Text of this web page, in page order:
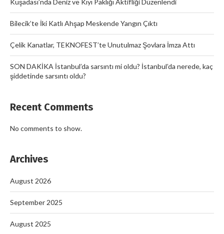
Kuşadası’nda Deniz ve Kıyı Paklığı Aktifliği Düzenlendi
Bilecik’te İki Katlı Ahşap Meskende Yangın Çıktı
Çelik Kanatlar, TEKNOFEST’te Unutulmaz Şovlara İmza Attı
SON DAKİKA İstanbul’da sarsıntı mi oldu? İstanbul’da nerede, kaç
şiddetinde sarsıntı oldu?
Recent Comments
No comments to show.
Archives
August 2026
September 2025
August 2025